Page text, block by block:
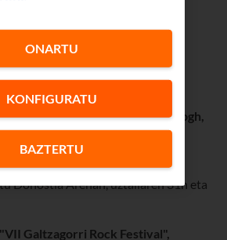
Consorcio Transfronterizo Bidasoa
Txingudi
abuztuak 1: La Oreja de Van Gogh,
ek jendeak askok espero dituen bi
Donostia Arenan, uztailaren 31n eta
Galtzagorri Rock Festival",
KONFIGURATU
BAZTERTU
ONARTU